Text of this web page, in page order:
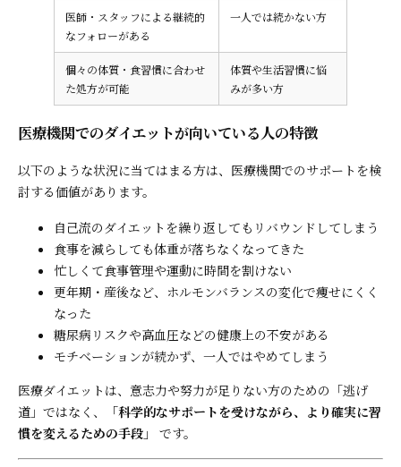
医師・スタッフによる継続的
なフォローがある
一人では続かない方
個々の体質・食習慣に合わせ
た処方が可能
体質や生活習慣に悩
みが多い方
医療機関でのダイエットが向いている人の特徴
以下のような状況に当てはまる方は、医療機関でのサポートを検
討する価値があります。
自己流のダイエットを繰り返してもリバウンドしてしまう
食事を減らしても体重が落ちなくなってきた
忙しくて食事管理や運動に時間を割けない
更年期・産後など、ホルモンバランスの変化で痩せにくく
なった
糖尿病リスクや高血圧などの健康上の不安がある
モチベーションが続かず、一人ではやめてしまう
医療ダイエットは、意志力や努力が足りない方のための「逃げ
道」ではなく、
「科学的なサポートを受けながら、より確実に習
慣を変えるための手段」
です。